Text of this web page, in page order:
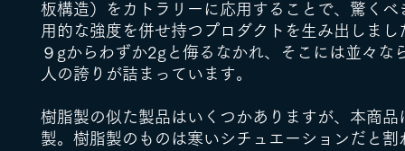
板構造）をカトラリーに応用することで、驚くべ
用的な強度を併せ持つプロダクトを生み出しまし
９gからわずか2gと侮るなかれ、そこには並々な
人の誇りが詰まっています。
樹脂製の似た製品はいくつかありますが、本商品
製。樹脂製のものは寒いシチュエーションだと割